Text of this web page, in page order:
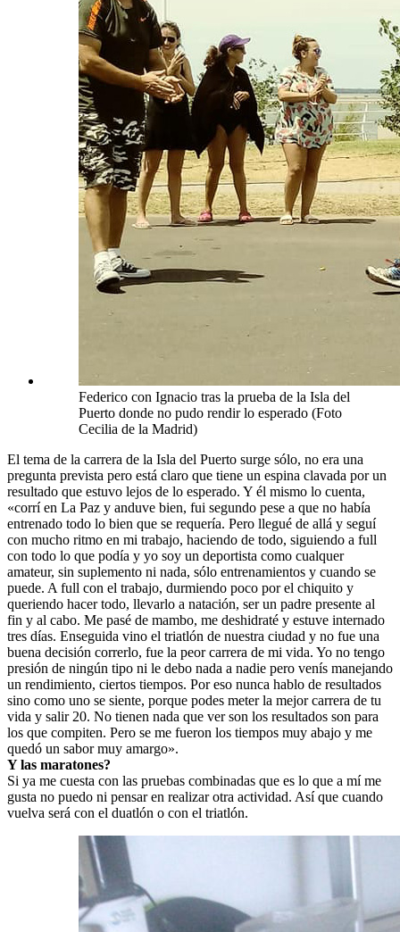
Federico con Ignacio tras la prueba de la Isla del
Puerto donde no pudo rendir lo esperado (Foto
Cecilia de la Madrid)
El tema de la carrera de la Isla del Puerto surge sólo, no era una
pregunta prevista pero está claro que tiene un espina clavada por un
resultado que estuvo lejos de lo esperado. Y él mismo lo cuenta,
«corrí en La Paz y anduve bien, fui segundo pese a que no había
entrenado todo lo bien que se requería. Pero llegué de allá y seguí
con mucho ritmo en mi trabajo, haciendo de todo, siguiendo a full
con todo lo que podía y yo soy un deportista como cualquer
amateur, sin suplemento ni nada, sólo entrenamientos y cuando se
puede. A full con el trabajo, durmiendo poco por el chiquito y
queriendo hacer todo, llevarlo a natación, ser un padre presente al
fin y al cabo. Me pasé de mambo, me deshidraté y estuve internado
tres días. Enseguida vino el triatlón de nuestra ciudad y no fue una
buena decisión correrlo, fue la peor carrera de mi vida. Yo no tengo
presión de ningún tipo ni le debo nada a nadie pero venís manejando
un rendimiento, ciertos tiempos. Por eso nunca hablo de resultados
sino como uno se siente, porque podes meter la mejor carrera de tu
vida y salir 20. No tienen nada que ver son los resultados son para
los que compiten. Pero se me fueron los tiempos muy abajo y me
quedó un sabor muy amargo».
Y las maratones?
Si ya me cuesta con las pruebas combinadas que es lo que a mí me
gusta no puedo ni pensar en realizar otra actividad. Así que cuando
vuelva será con el duatlón o con el triatlón.